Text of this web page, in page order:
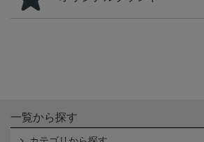
一覧から探す